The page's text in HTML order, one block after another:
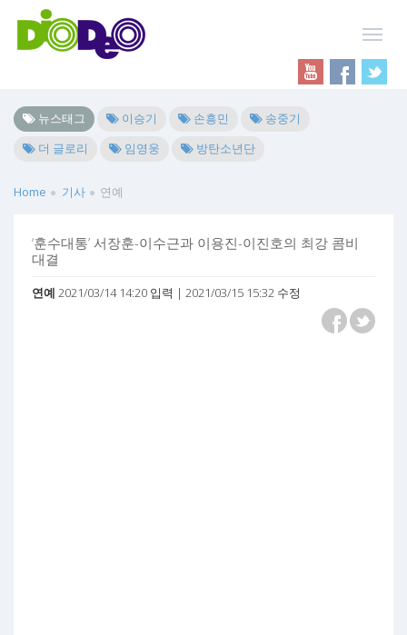
뉴스태그 이승기 손흥민
송중기
더 글로리
임영웅 방탄소년단
Home 기사 연예
‘훈수대통’ 서장훈-이수근과 이용진-이진호의 최강 콤비
대결
연예 2021/03/14 14:20 입력 | 2021/03/15 15:32 수정